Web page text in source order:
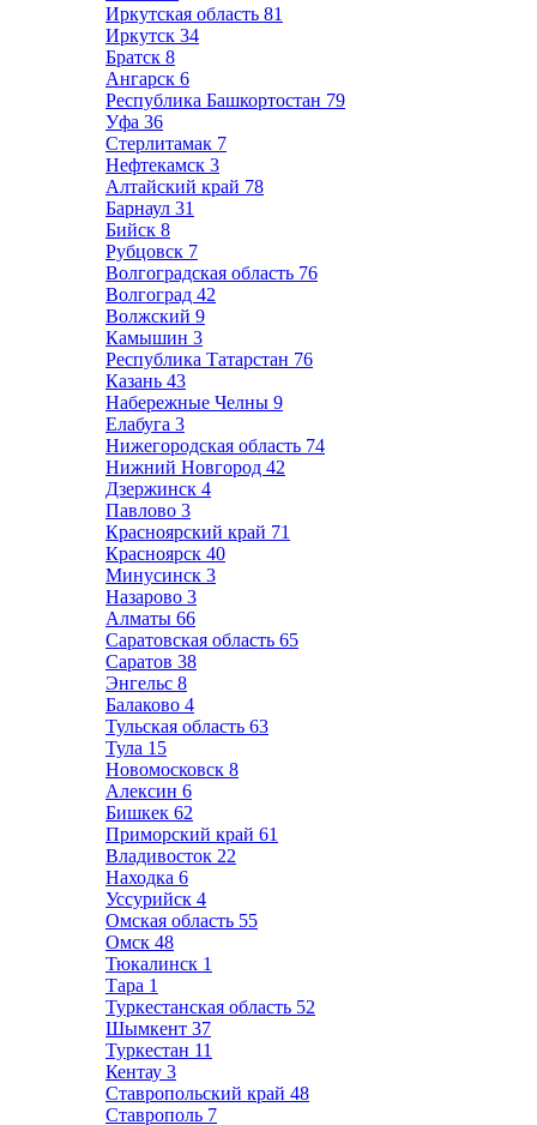
Иркутская область 81
Иркутск 34
Братск 8
Ангарск 6
Республика Башкортостан 79
Уфа 36
Стерлитамак 7
Нефтекамск 3
Алтайский край 78
Барнаул 31
Бийск 8
Рубцовск 7
Волгоградская область 76
Волгоград 42
Волжский 9
Камышин 3
Республика Татарстан 76
Казань 43
Набережные Челны 9
Елабуга 3
Нижегородская область 74
Нижний Новгород 42
Дзержинск 4
Павлово 3
Красноярский край 71
Красноярск 40
Минусинск 3
Назарово 3
Алматы 66
Саратовская область 65
Саратов 38
Энгельс 8
Балаково 4
Тульская область 63
Тула 15
Новомосковск 8
Алексин 6
Бишкек 62
Приморский край 61
Владивосток 22
Находка 6
Уссурийск 4
Омская область 55
Омск 48
Тюкалинск 1
Тара 1
Туркестанская область 52
Шымкент 37
Туркестан 11
Кентау 3
Ставропольский край 48
Ставрополь 7